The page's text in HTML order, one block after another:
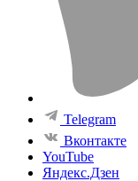
Telegram
Вконтакте
YouTube
Яндекс.Дзен